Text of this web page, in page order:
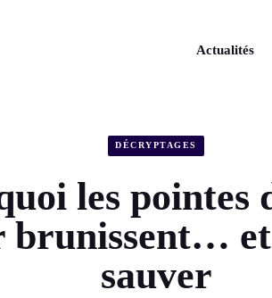
Actualités
DÉCRYPTAGES
les pointes
brunissent…
sauver